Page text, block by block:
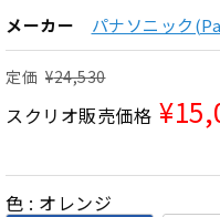
メーカー
パナソニック
定価 ¥24,530
スクリオ販売価格 ¥
色 オレンジ